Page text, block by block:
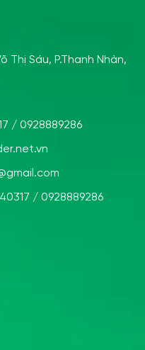
Thị Sáu, P.Thanh Nhàn,
/ 0928889286
/ 0928889286